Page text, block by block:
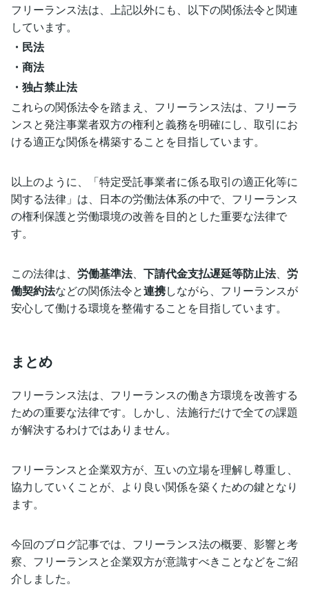
フリーランス法は、上記以外にも、以下の関係法令と関連
しています。
・民法
・商法
・独占禁止法
これらの関係法令を踏まえ、フリーランス法は、フリーラ
ンスと発注事業者双方の権利と義務を明確にし、取引にお
ける適正な関係を構築することを目指しています。
以上のように、「特定受託事業者に係る取引の適正化等に
関する法律」は、日本の労働法体系の中で、フリーランス
の権利保護と労働環境の改善を目的とした重要な法律で
す。
この法律は、 労働基準法、 下請代金支払遅延等防止法、 労
働契約法などの関係法令と連携しながら、フリーランスが
安心して働ける環境を整備することを目指しています。
まとめ
フリーランス法は、フリーランスの働き方環境を改善する
ための重要な法律です。しかし、法施行だけで全ての課題
が解決するわけではありません。
フリーランスと企業双方が、互いの立場を理解し尊重し、
協力していくことが、より良い関係を築くための鍵となり
ます。
今回のブログ記事では、フリーランス法の概要、影響と考
察、フリーランスと企業双方が意識すべきことなどをご紹
介しました。